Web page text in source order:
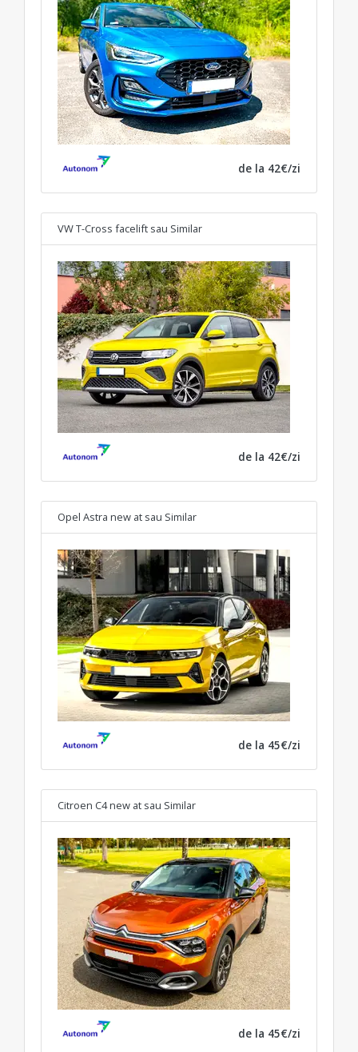
de la 42€/zi
VW T-Cross facelift sau Similar
de la 42€/zi
Opel Astra new at sau Similar
de la 45€/zi
Citroen C4 new at sau Similar
de la 45€/zi